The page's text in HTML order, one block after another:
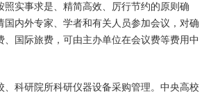
照实事求是、精简高效、厉行节约的原则确
国内外专家、学者和有关人员参加会议，对确
、国际旅费，可由主办单位在会议费等费用中
、科研院所科研仪器设备采购管理。中央高校